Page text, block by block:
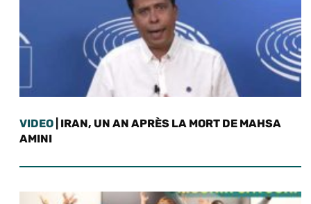
VIDEO | IRAN, UN AN APRÈS LA MORT DE MAHSA
AMINI